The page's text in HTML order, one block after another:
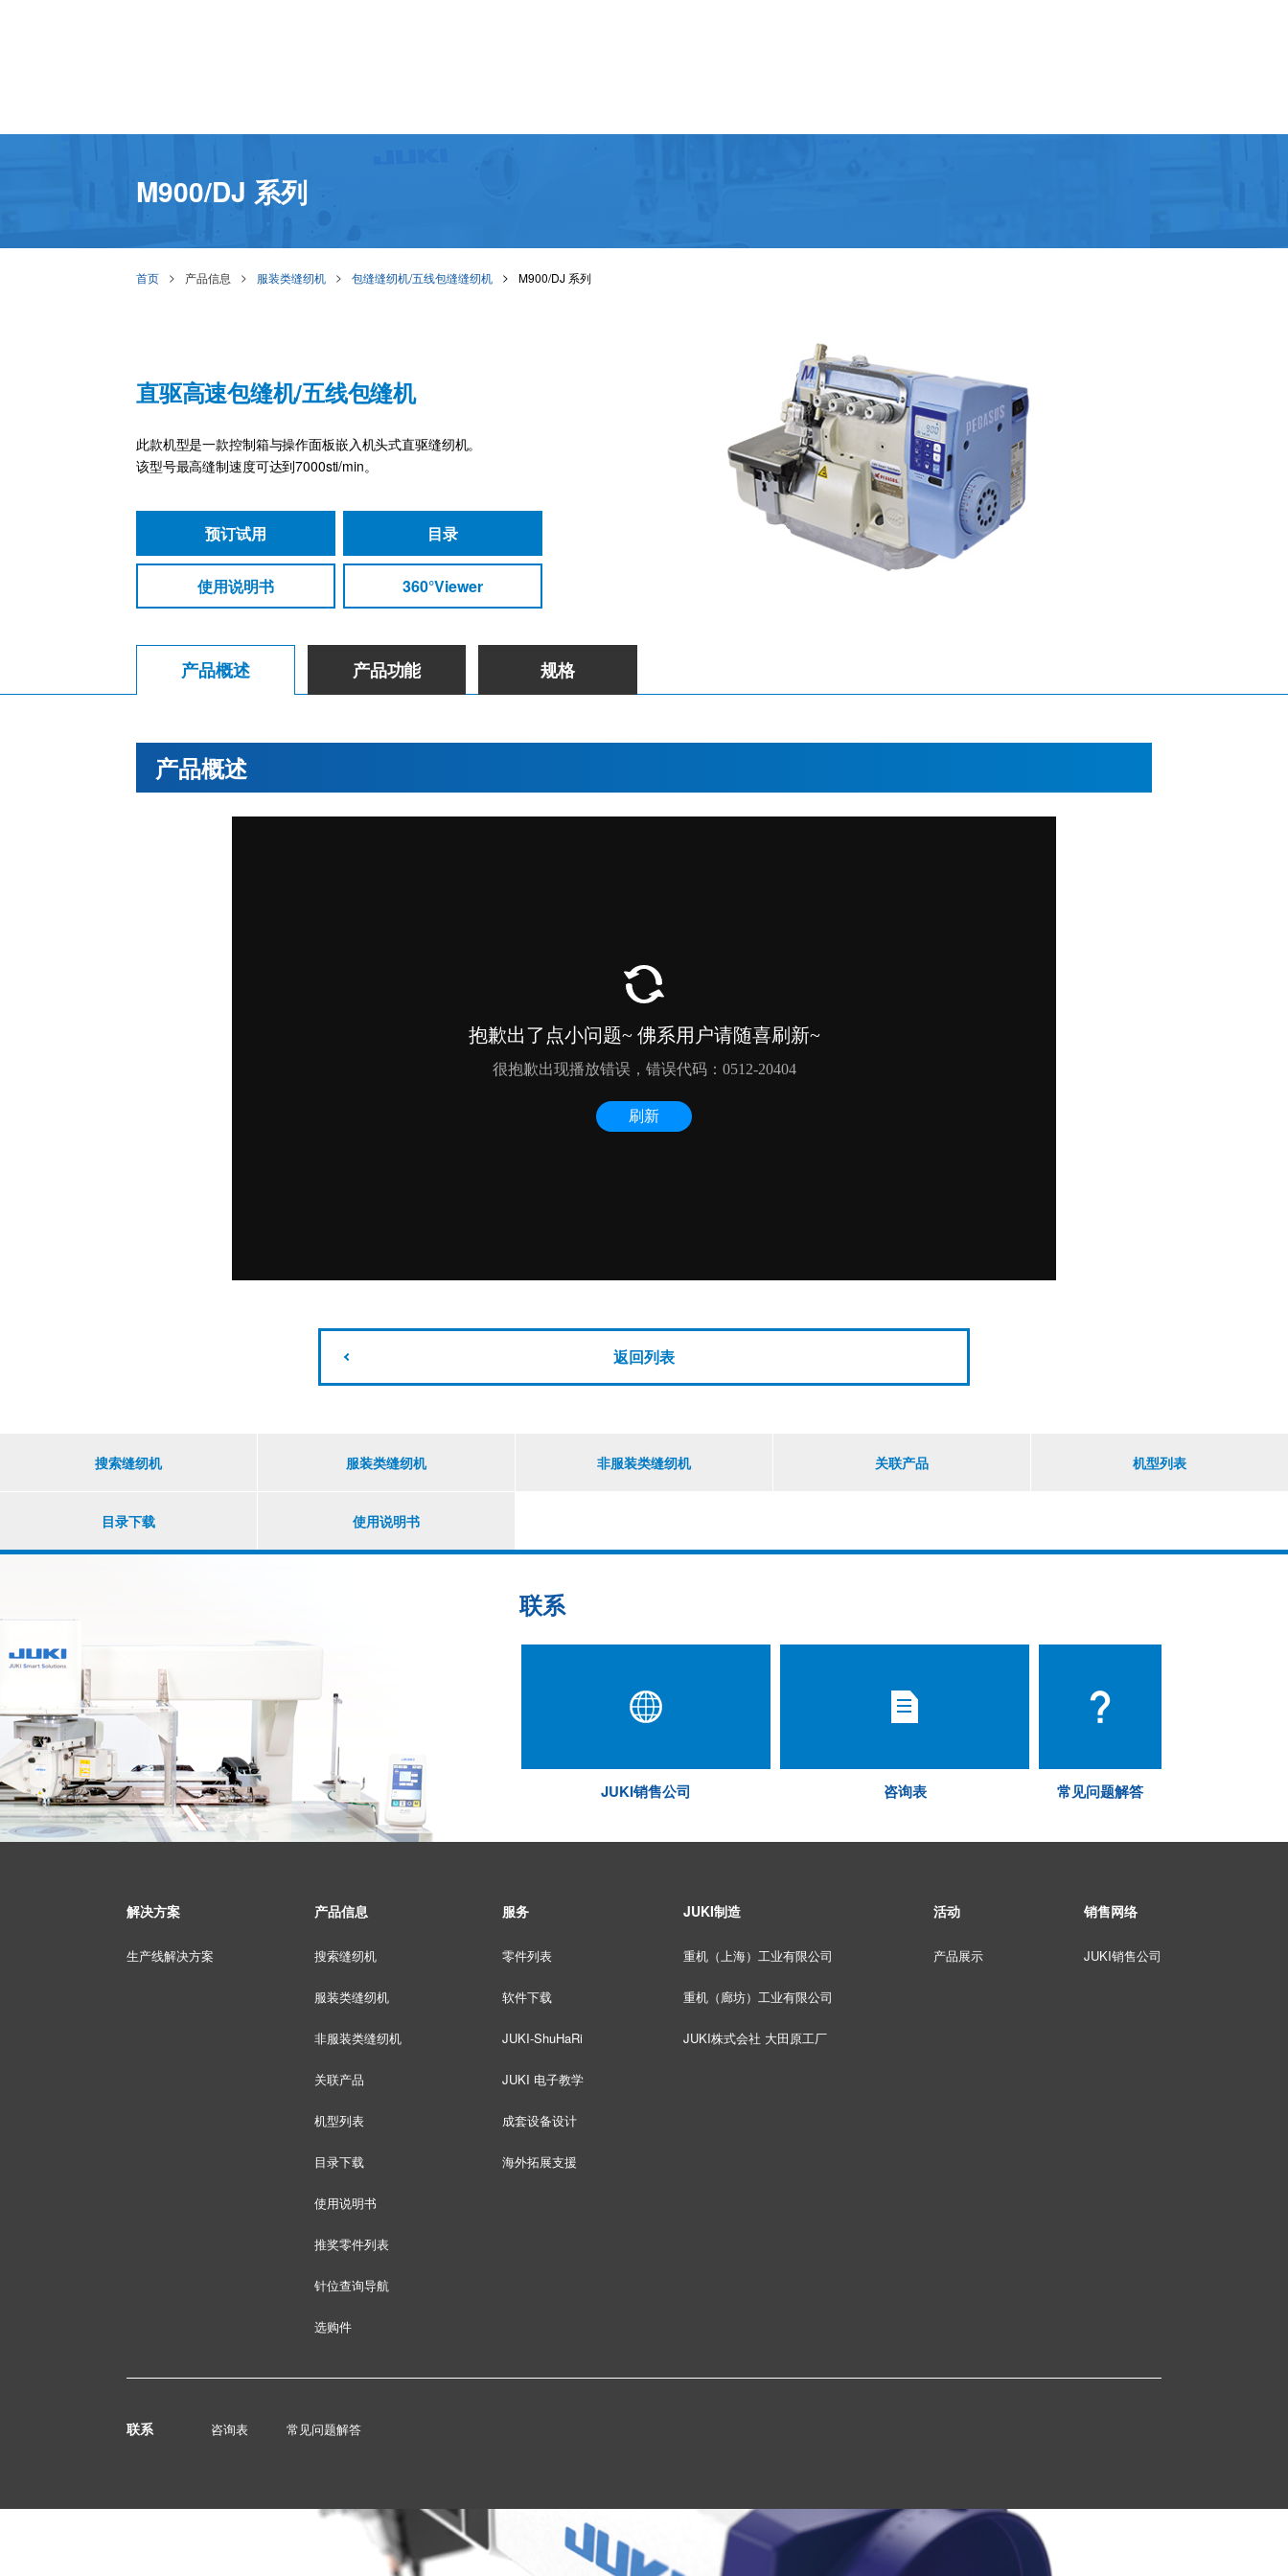
M900/DJ 系列
首页 产品信息 服装类缝纫机 包缝缝纫机/五线包缝缝纫机 M900/DJ 系列
直驱高速包缝机/五线包缝机
此款机型是一款控制箱与操作面板嵌入机头式直驱缝纫机。
该型号最高缝制速度可达到7000sti/min。
预订试用 目录
使用说明书 360°Viewer
产品概述 产品功能 规格
产品概述
返回列表
搜索缝纫机 服装类缝纫机 非服装类缝纫机 关联产品 机型列表
目录下载 使用说明书
联系
JUKI销售公司 咨询表 常见问题解答
解决方案
生产线解决方案
产品信息
搜索缝纫机
服装类缝纫机
非服装类缝纫机
关联产品
机型列表
目录下载
使用说明书
推奖零件列表
针位查询导航
选购件
服务
零件列表
软件下载
JUKI-ShuHaRi
JUKI 电子教学
成套设备设计
海外拓展支援
JUKI制造
重机（上海）工业有限公司
重机（廊坊）工业有限公司
JUKI株式会社 大田原工厂
活动
产品展示
销售网络
JUKI销售公司
联系 咨询表 常见问题解答